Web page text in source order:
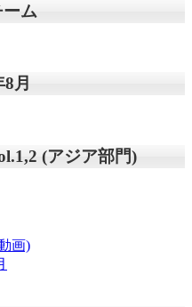
ム
月
(アジア部門)
画)